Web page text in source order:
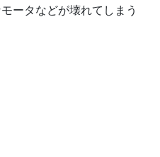
ータなどが壊れてしまう